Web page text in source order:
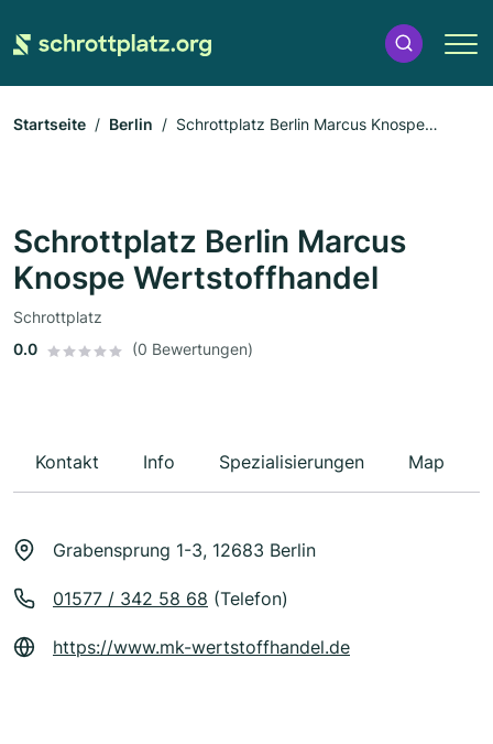
Startseite Berlin
Schrottplatz Berlin Marcus Knospe
Schrottplatz Berlin Marcus
Knospe Wertstoffhandel
Schrottplatz
0.0
(0 Bewertungen)
Kontakt Info Spezialisierungen Map
Grabensprung 1-3, 12683 Berlin
01577 / 342 58 68 (Telefon)
https://www.mk-wertstoffhandel.de